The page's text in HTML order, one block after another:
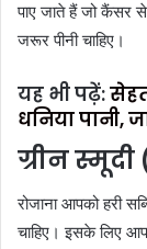
पाए जाते हैं जो कैंसर
जरूर पीनी चाहिए।
यह भी पढ़ें:
धनिया पानी,
ग्रीन स्मूदी
रोजाना आपको हरी
चाहिए। इसके लिए